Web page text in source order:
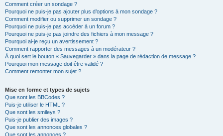
Comment créer un sondage ?
Pourquoi ne puis-je pas ajouter plus d’options à mon sondage ?
Comment modifier ou supprimer un sondage ?
Pourquoi ne puis-je pas accéder à un forum ?
Pourquoi ne puis-je pas joindre des fichiers à mon message ?
Pourquoi ai-je reçu un avertissement ?
Comment rapporter des messages à un modérateur ?
À quoi sert le bouton « Sauvegarder » dans la page de rédaction de message ?
Pourquoi mon message doit être validé ?
Comment remonter mon sujet ?
Mise en forme et types de sujets
Que sont les BBCodes ?
Puis-je utiliser le HTML ?
Que sont les smileys ?
Puis-je publier des images ?
Que sont les annonces globales ?
Que sont les annonces ?